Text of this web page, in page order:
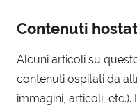
Contenuti
Alcuni articoli su
contenuti ospitati da
immagini, articoli,